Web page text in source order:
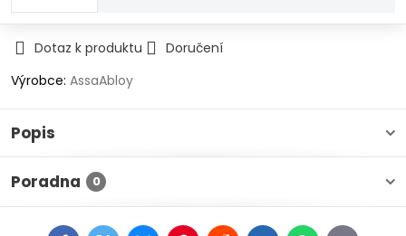
Dotaz k produktu
Doručení
Výrobce: AssaAbloy
Popis
Poradna 0